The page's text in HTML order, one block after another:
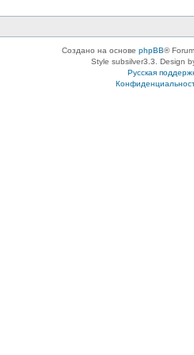
Создано на основе phpBB®
Style subsilver3.3. Design
Русская